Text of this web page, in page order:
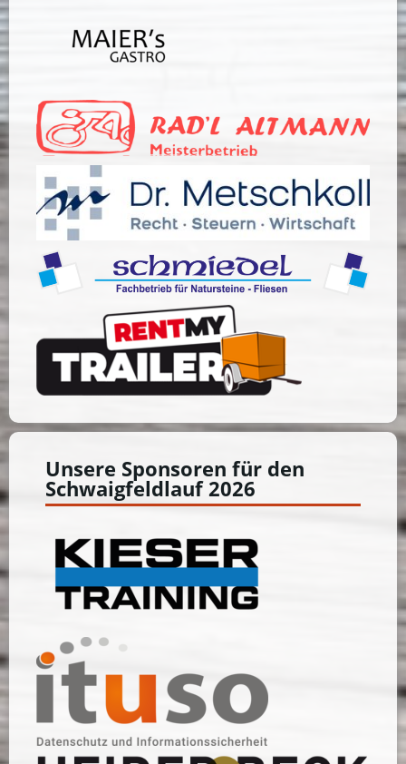
Unsere Sponsoren für den
Schwaigfeldlauf 2026